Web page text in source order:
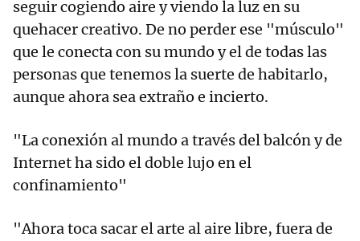
seguir cogiendo aire y viendo la luz en su
quehacer creativo. De no perder ese "músculo"
que le conecta con su mundo y el de todas las
personas que tenemos la suerte de habitarlo,
aunque ahora sea extraño e incierto.
"La conexión al mundo a través del balcón y de
Internet ha sido el doble lujo en el
confinamiento"
"Ahora toca sacar el arte al aire libre, fuera de